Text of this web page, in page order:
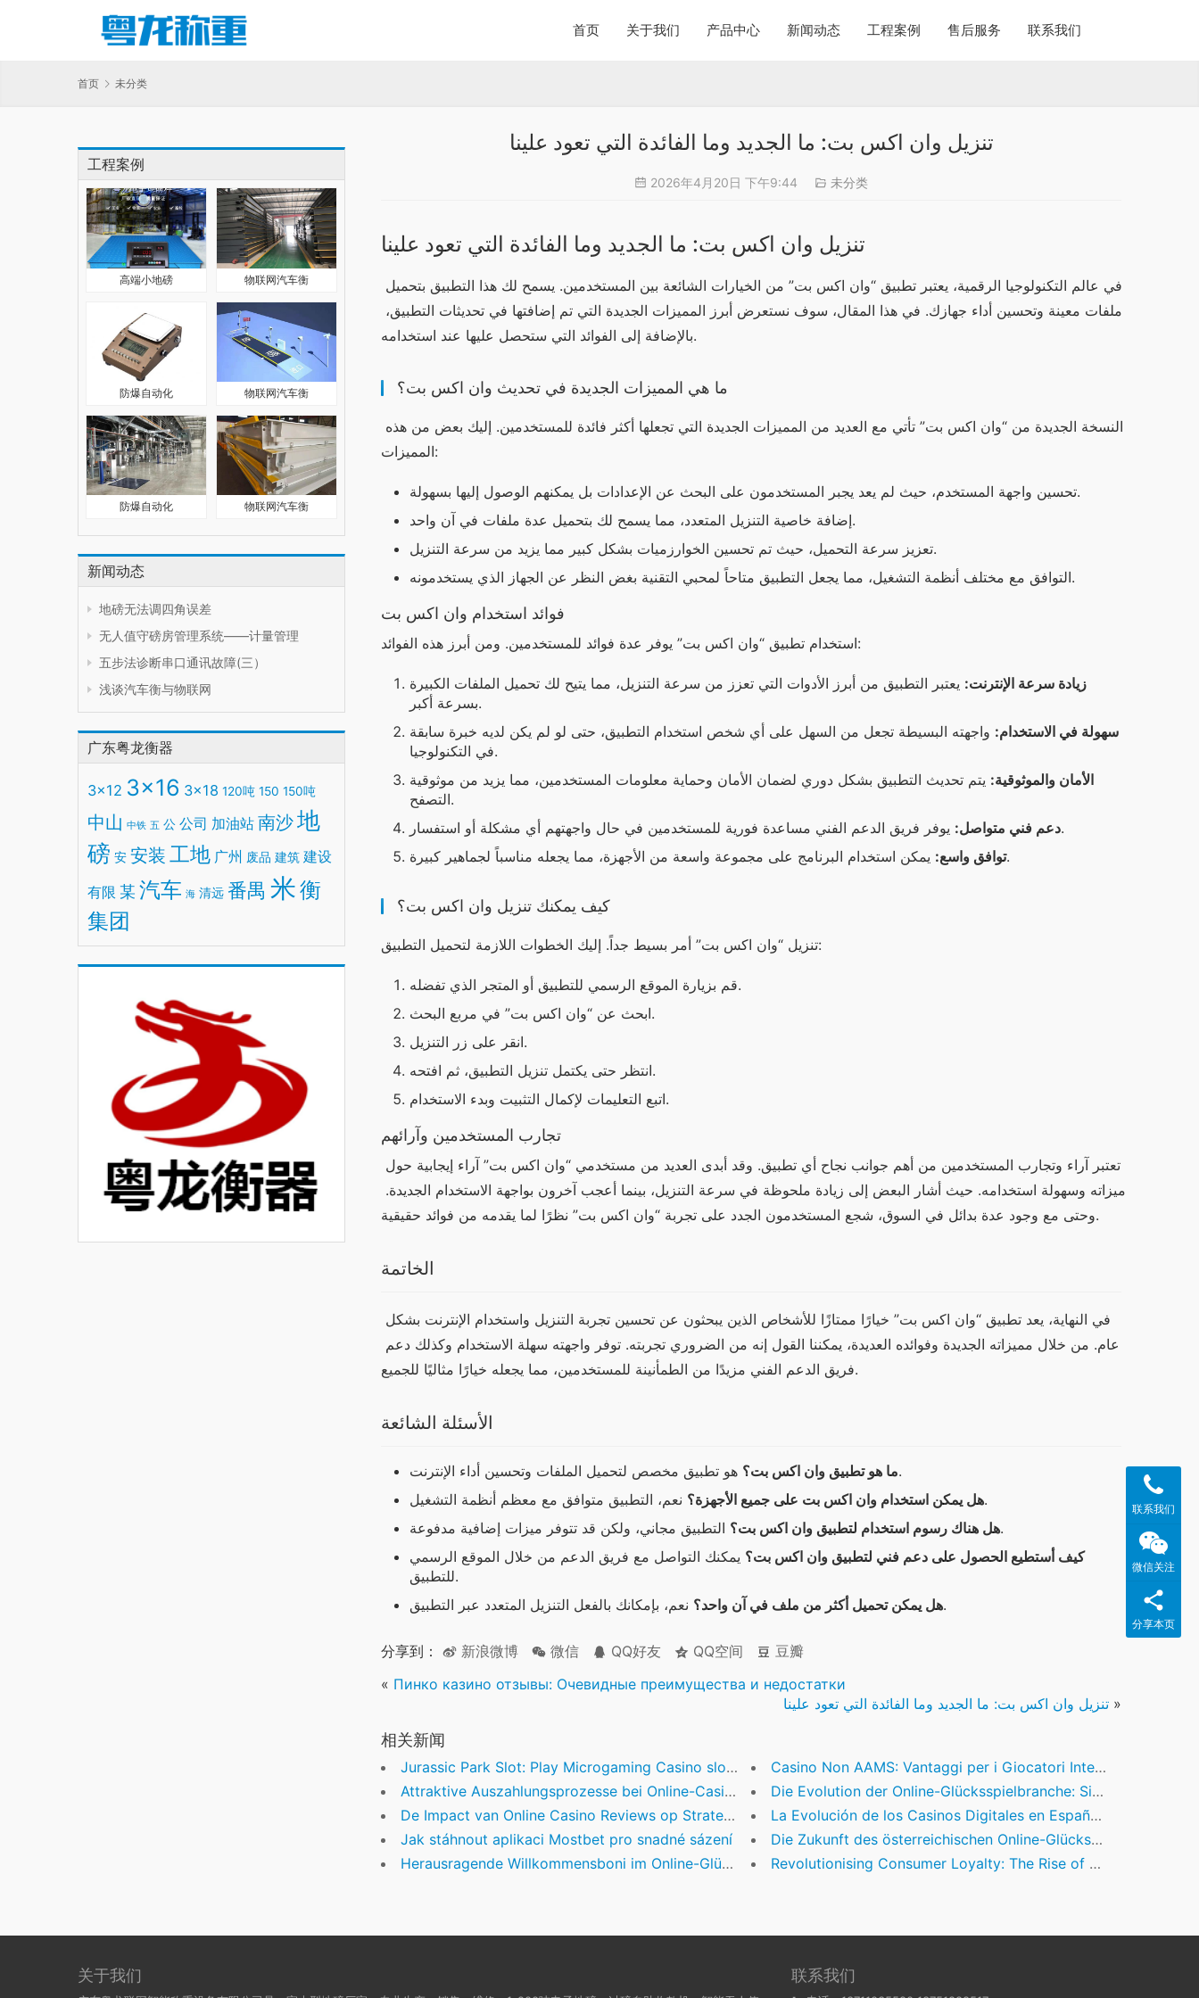
首页 关于我们 产品中心 新闻动态 工程案例 售后服务 联系我们
首页 未分类
工程案例
高端小地磅 物联网汽车衡
防爆自动化 物联网汽车衡
防爆自动化 物联网汽车衡
新闻动态
地磅无法调四角误差
无人值守磅房管理系统——计量管理
五步法诊断串口通讯故障(三）
浅谈汽车衡与物联网
广东粤龙衡器
3x12 3x16 3x18 120吨 150 150吨
中山 中铁 五 公 公司 加油站 南沙地
磅 安 安装 工地 广州 废品 建筑 建设
有限 某 汽车 海 清远 番禺 米衡
集团
تنزيل وان اكس بت: ما الجديد وما الفائدة التي تعود علينا
2026年4月20日 下午9:44 未分类
تنزيل وان اكس بت: ما الجديد وما الفائدة التي تعود علينا
بالإضافة إلى الفوائد التي ستحصل عليها عند استخدامه.
ما هي المميزات الجديدة في تحديث وان اكس بت؟
المميزات:
تحسين واجهة المستخدم، حيث لم يعد يجبر المستخدمون على البحث عن الإعدادات بل يمكنهم الوصول إليها بسهولة.
إضافة خاصية التنزيل المتعدد، مما يسمح لك بتحميل عدة ملفات في آن واحد.
تعزيز سرعة التحميل، حيث تم تحسين الخوارزميات بشكل كبير مما يزيد من سرعة التنزيل.
التوافق مع مختلف أنظمة التشغيل، مما يجعل التطبيق متاحاً لمحبي التقنية بغض النظر عن الجهاز الذي يستخدمونه.
فوائد استخدام وان اكس بت
استخدام تطبيق “وان اكس بت” يوفر عدة فوائد للمستخدمين. ومن أبرز هذه الفوائد:
زيادة سرعة الإنترنت: يعتبر التطبيق من أبرز الأدوات التي تعزز من سرعة التنزيل، مما يتيح لك تحميل الملفات الكبيرة
بسرعة أكبر.
سهولة في الاستخدام: واجهته البسيطة تجعل من السهل على أي شخص استخدام التطبيق، حتى لو لم يكن لديه خبرة سابقة
في التكنولوجيا.
الأمان والموثوقية: يتم تحديث التطبيق بشكل دوري لضمان الأمان وحماية معلومات المستخدمين، مما يزيد من موثوقية
التصفح.
دعم فني متواصل:يوفر فريق الدعم الفني مساعدة فورية للمستخدمين في حال واجهتهم أي مشكلة أو استفسار.
توافق واسع:يمكن استخدام البرنامج على مجموعة واسعة من الأجهزة، مما يجعله مناسباً لجماهير كبيرة.
كيف يمكنك تنزيل وان اكس بت؟
تنزيل “وان اكس بت” أمر بسيط جداً. إليك الخطوات اللازمة لتحميل التطبيق:
قم بزيارة الموقع الرسمي للتطبيق أو المتجر الذي تفضله.
ابحث عن “وان اكس بت” في مربع البحث.
انقر على زر التنزيل.
انتظر حتى يكتمل تنزيل التطبيق، ثم افتحه.
اتبع التعليمات لإكمال التثبيت وبدء الاستخدام.
تجارب المستخدمين وآرائهم
وحتى مع وجود عدة بدائل في السوق، شجع المستخدمون الجدد على تجربة “وان اكس بت” نظرًا لما يقدمه من فوائد حقيقية.
الخاتمة
فريق الدعم الفني مزيدًا من الطمأنينة للمستخدمين، مما يجعله خيارًا مثاليًا للجميع.
الأسئلة الشائعة
ما هو تطبيق وان اكس بت؟هو تطبيق مخصص لتحميل الملفات وتحسين أداء الإنترنت.
هل يمكن استخدام وان اكس بت على جميع الأجهزة؟نعم، التطبيق متوافق مع معظم أنظمة التشغيل.
هل هناك رسوم استخدام لتطبيق وان اكس بت؟التطبيق مجاني، ولكن قد تتوفر ميزات إضافية مدفوعة.
كيف أستطيع الحصول على دعم فني لتطبيق وان اكس بت؟ يمكنك التواصل مع فريق الدعم من خلال الموقع الرسمي
للتطبيق.
هل يمكن تحميل أكثر من ملف في آن واحد؟نعم، بإمكانك بالفعل التنزيل المتعدد عبر التطبيق.
分享到： 新浪微博 微信 QQ好友 QQ空间
豆瓣
« Пинко казино отзывы: Очевидные преимущества и недостатки
تنزيل وان اكس بت: ما الجديد وما الفائدة التي تعود علينا »
相关新闻
Jurassic Park Slot: Play Microgaming Casino slot games On the web
Casino Non AAMS: Vantaggi per i Giocatori Internazionali Spiegati
Attraktive Auszahlungsprozesse bei Online-Casinos: Ein Expertenüberblick
Die Evolution der Online-Glücksspielbranche: Sicherheit, Innovation und Vertrauenswürdigkeit
De Impact van Online Casino Reviews op Strategisch Besluitvorming van Gamers en Industry Standards
La Evolución de los Casinos Digitales en España: Innovaciones, Regulación y Perspectivas Futuras
Jak stáhnout aplikaci Mostbet pro snadné sázení
Die Zukunft des österreichischen Online-Glücksspiels: Innovation, Regulierung & Marktführer
Herausragende Willkommensboni im Online-Glücksspiel: Ein Branchenüberblick
Revolutionising Consumer Loyalty: The Rise of Cashback Platforms in the Digital Era
关于我们 联系我们
联系我们
微信关注
分享本页